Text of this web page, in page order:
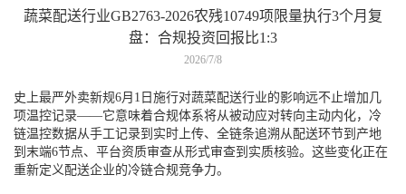
蔬菜配送行业GB2763-2026农残10749项限量执行3个月复
盘：合规投资回报比1:3
2026/7/8
史上最严外卖新规6月1日施行对蔬菜配送行业的影响远不止增加几
项温控记录——它意味着合规体系将从被动应对转向主动内化，冷
链温控数据从手工记录到实时上传、全链条追溯从配送环节到产地
到末端6节点、平台资质审查从形式审查到实质核验。这些变化正在
重新定义配送企业的冷链合规竞争力。